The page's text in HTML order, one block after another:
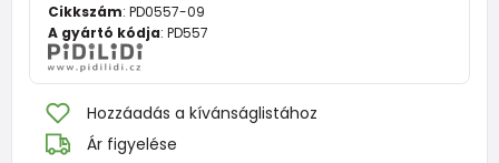
Cikkszám: PD0557-09
A gyártó kódja: PD557
Hozzáadás a kívánságlistához
Ár figyelése